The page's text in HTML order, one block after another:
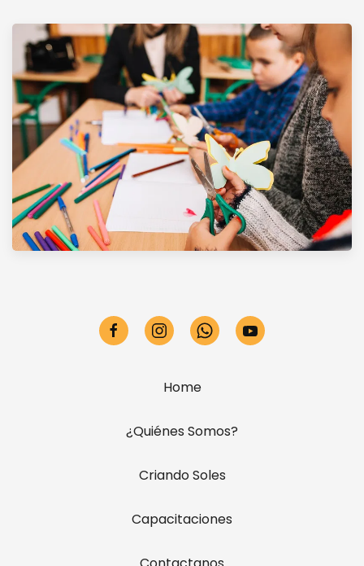
Home
¿Quiénes Somos?
Criando Soles
Capacitaciones